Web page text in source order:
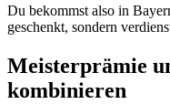
Du bekommst also in
geschenkt, sondern
Meisterprämie
kombinieren